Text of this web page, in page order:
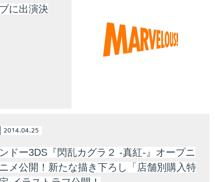
に出演決
2014.04.25
ドー3DS『閃乱カグラ２ -真紅-』オープニ
メ公開！新たな描き下ろし「店舗別購入特